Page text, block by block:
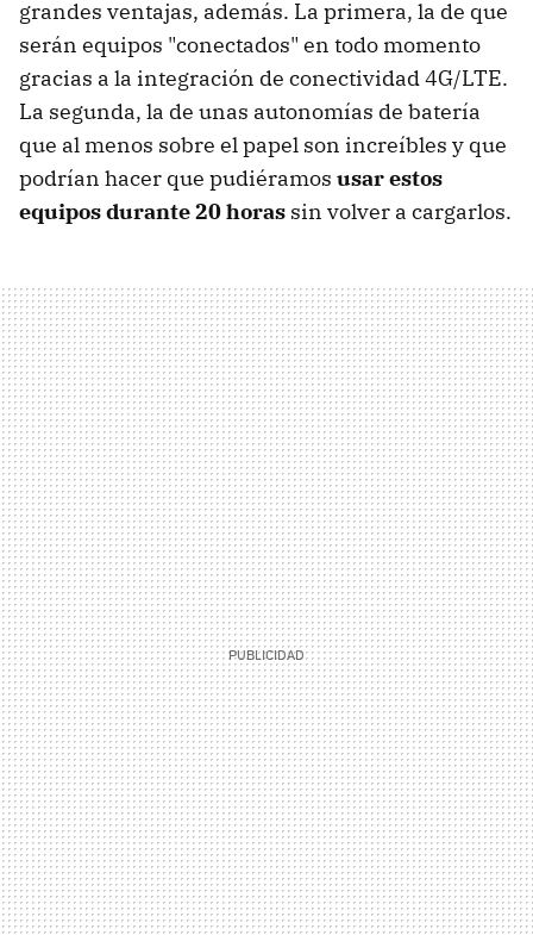
grandes ventajas, además. La primera, la de que
serán equipos "conectados" en todo momento
gracias a la integración de conectividad 4G/LTE.
La segunda, la de unas autonomías de batería
que al menos sobre el papel son increíbles y que
podrían hacer que pudiéramos usar estos
equipos durante 20 horas sin volver a cargarlos.